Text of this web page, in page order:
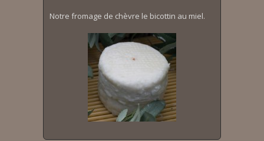
Notre fromage de chèvre le bicottin au miel.